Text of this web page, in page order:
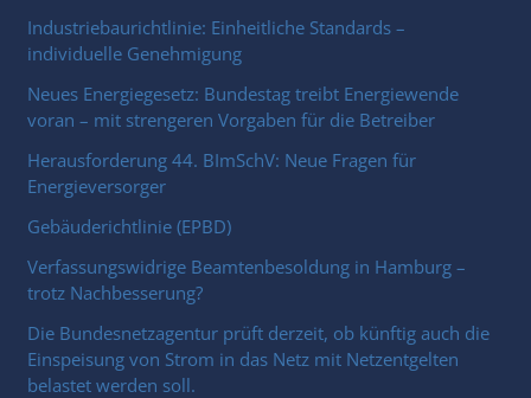
Industriebaurichtlinie: Einheitliche Standards –
individuelle Genehmigung
Neues Energiegesetz: Bundestag treibt Energiewende
voran – mit strengeren Vorgaben für die Betreiber
Herausforderung 44. BImSchV: Neue Fragen für
Energieversorger
Gebäuderichtlinie (EPBD)
Verfassungswidrige Beamtenbesoldung in Hamburg –
trotz Nachbesserung?
Die Bundesnetzagentur prüft derzeit, ob künftig auch die
Einspeisung von Strom in das Netz mit Netzentgelten
belastet werden soll.